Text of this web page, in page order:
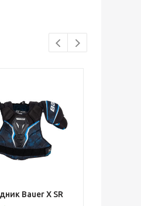
Bauer X SR